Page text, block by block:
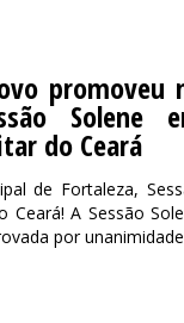
promoveu
Solene
do Ceará
de Fortaleza,
A Sessão
por